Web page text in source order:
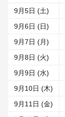
9月5日 (土)
9月6日 (日)
9月7日 (月)
9月8日 (火)
9月9日 (水)
9月10日 (木)
9月11日 (金)